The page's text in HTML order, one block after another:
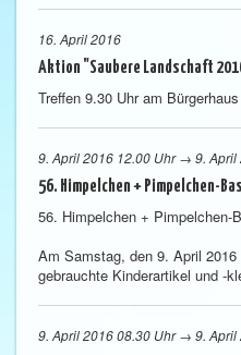
16. April 2016
Aktion "Saubere Landschaft
Treffen 9.30 Uhr am
9. April 2016 12.00 Uhr → 9. April
56. Himpelchen + Pimpelchen-
56. Himpelchen + Pimpelchen-
Am Samstag, den 9. April
gebrauchte Kinderartikel und -
9. April 2016 08.30 Uhr → 9. April